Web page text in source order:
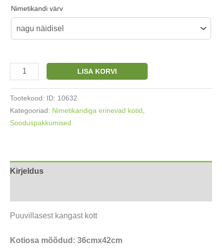
Nimetikandi värv
Nimega
sussikott/pidžaamakott
LISA KORVI
Tootekood: ID: 10632
Kategooriad: Nimetikandiga erinevad kotid
Sooduspakkumised
Kirjeldus
Puuvillasest kangast kott
Kotiosa mõõdud: 36cmx42cm